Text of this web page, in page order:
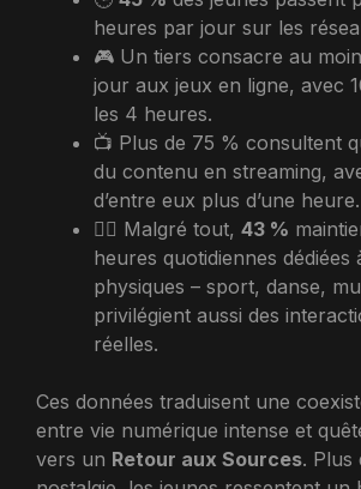
heures par jour sur les
🎮 Un tiers consacre au
jour aux jeux en ligne, avec
les 4 heures.
📺 Plus de 75 % consultent
du contenu en streaming,
d’entre eux plus d’une heure.
🧘‍♂️ Malgré tout, 43 %
heures quotidiennes dédiées
physiques – sport, danse,
privilégient aussi des
réelles.
Ces données traduisent une
entre vie numérique intense et
vers un Retour aux Sources. Plus